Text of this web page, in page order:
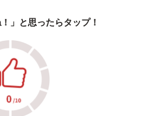
」と思ったらタップ！